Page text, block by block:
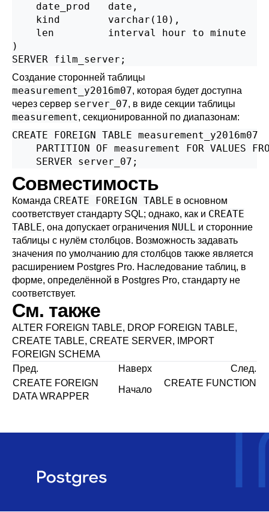
    date_prod   date,
    kind        varchar(10),
    len         interval hour to minute
)
SERVER film_server;
Создание сторонней таблицы
measurement_y2016m07, которая будет доступна
через сервер server_07, в виде секции таблицы
measurement, секционированной по диапазонам:
CREATE FOREIGN TABLE measurement_y2016m07
PARTITION OF measurement FOR VALUES
    SERVER server_07;
Совместимость
Команда CREATE FOREIGN TABLE в основном
соответствует стандарту SQL; однако, как и CREATE
TABLE, она допускает ограничения NULL и сторонние
таблицы с нулём столбцов. Возможность задавать
значения по умолчанию для столбцов также является
расширением Postgres Pro. Наследование таблиц, в
форме, определённой в Postgres Pro, стандарту не
соответствует.
См. также
ALTER FOREIGN TABLE, DROP FOREIGN TABLE,
CREATE TABLE, CREATE SERVER,
IMPORT
FOREIGN SCHEMA
Пред.
Наверх
След.
CREATE FOREIGN
DATA WRAPPER
Начало
CREATE FUNCTION